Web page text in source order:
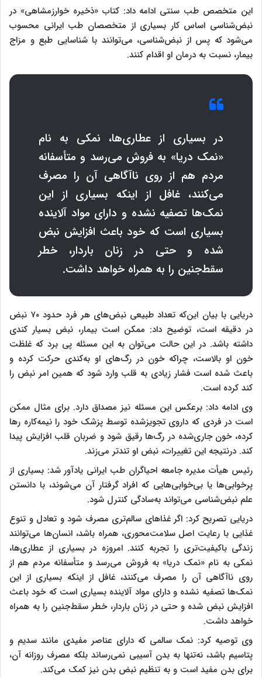
این متخصص طب سنتی ادامه داد: کتاب «ذخیره خوارزمشاهی» در
نبض‌شناسی اساس کار بسیاری از متخصصان طب ایرانی محسوب
می‌شود که پس از نبض‌شناسی، می‌توانند با شناسایی طبع و مزاج
بیمار، نسبت به درمان او اقدام کنند.
در بسیاری از عطاری‌ها، نمکی به نام
«نمک دریا» به فروش می‌رسد و متأسفانه
مردم هم از روی ناآگاهی آن را مصرف
می‌کنند، غافل از اینکه بسیاری از این
نمک‌ها تصفیه نشده و دارای مواد آلاینده
بسیاری است که خود باعث افزایش نبض
شده و حتی در زنان باردار، خطر
سقط‌جنین را به همراه خواهد داشت.
دریایی با بیان این‌که تعداد طبیعی نبض‌های هر فرد حدود ۷۰ نبض
در دقیقه است، توضیح داد: ممکن است بیمار، نبض بسیار کندی
داشته باشد. در این حالت می‌توان به این مسئله پی برد که غلظت
خون او بالاست، چراکه خون در رگ‌های او به‌کندی حرکت کرده و
باعث شده است فشار زیادی به قلب وارد شود که همین امر نبض را
کند کرده است.
وی ادامه داد: برعکس این مسئله نیز مصداق دارد. برای مثال ممکن
است در فردی که داروی تجویزشده توسط پزشک خود را نیمه‌کاره رها
کرده، خون جاری‌شده در رگ‌ها رقیق شود و ضربان قلب افزایش پیدا
کند. درنتیجه این تغییرات، نبض او تندتر می‌زند.
رئیس هیأت مدیره جامعه احیاگران طب ایرانی یادآور شد: بسیاری از
پرخوابی‌ها یا بی‌خوابی‌هایی که افراد گرفتار آن می‌شوند، با دانستن
علم نبض‌شناسی می‌تواند به‌سادگی کنترل شود.
دریایی تصریح کرد: اگر غذاهای سالم‌تری مصرف شود و تعادل و تنوع
غذایی با رعایت اصل سلامت‌محوری، همراه باشد، انسان‌ها می‌توانند
زندگی باکیفیت‌تری را تجربه کنند. امروزه در بسیاری از عطاری‌ها،
نمکی به نام «نمک دریا» به فروش می‌رسد و متأسفانه مردم هم از
روی ناآگاهی آن را مصرف می‌کنند، غافل از اینکه بسیاری از این
نمک‌ها تصفیه نشده و دارای مواد آلاینده بسیاری است که خود باعث
افزایش نبض شده و حتی در زنان باردار، خطر سقط‌جنین را به همراه
خواهد داشت.
وی توصیه کرد: نمک سالمی که دارای عناصر مفیدی مانند سدیم و
پتاسیم باشد، نه‌تنها به بدن آسیبی نمی‌رساند بلکه مصرف روزانه آن،
برای بدن مفید است و به تنظیم نبض بدن نیز کمک می‌کند.